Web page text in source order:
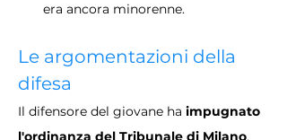
era ancora minorenne.
Le argomentazioni della
difesa
Il difensore del giovane ha impugnato
l'ordinanza del Tribunale di Milano,